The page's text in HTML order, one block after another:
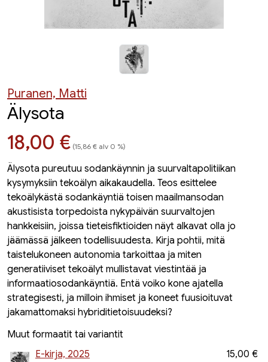
Puranen, Matti
Älysota
Hinta nyt
18,00 € (15,86 € alv 0 %)
Älysota pureutuu sodankäynnin ja suurvaltapolitiikan
kysymyksiin tekoälyn aikakaudella. Teos esittelee
tekoälykästä sodankäyntiä toisen maailmansodan
akustisista torpedoista nykypäivän suurvaltojen
hankkeisiin, joissa tieteisfiktioiden näyt alkavat olla jo
jäämässä jälkeen todellisuudesta. Kirja pohtii, mitä
taistelukoneen autonomia tarkoittaa ja miten
generatiiviset tekoälyt mullistavat viestintää ja
informaatiosodankäyntiä. Entä voiko kone ajatella
strategisesti, ja milloin ihmiset ja koneet fuusioituvat
jakamattomaksi hybriditietoisuudeksi?
Muut formaatit tai variantit
E-kirja, 2025
15,00 €